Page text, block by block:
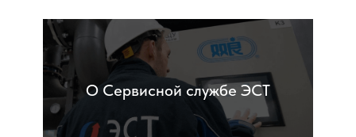
О Сервисной службе ЭСТ